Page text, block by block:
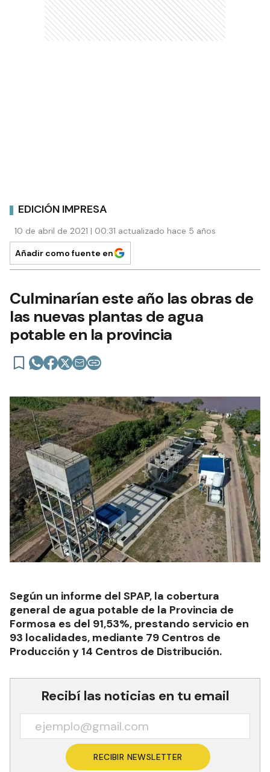
EDICIÓN IMPRESA
10 de abril de 2021 | 00:31 actualizado hace 5 años
Añadir como fuente en
Culminarían este año las obras de
las nuevas plantas de agua
potable en la provincia
Según un informe del SPAP, la cobertura
general de agua potable de la Provincia de
Formosa es del 91,53%, prestando servicio en
93 localidades, mediante 79 Centros de
Producción y 14 Centros de Distribución.
Recibí las noticias en tu email
RECIBIR NEWSLETTER